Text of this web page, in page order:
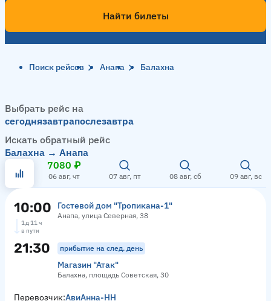
Найти билеты
Поиск рейсов Анапа Балахна
Выбрать рейс на
сегоднязавтрапослезавтра
Искать обратный рейс
Балахна → Анапа
7080 ₽
06 авг, чт 07 авг, пт 08 авг, сб 09 авг, вс
10:00 Гостевой дом "Тропикана-1"
Анапа, улица Северная, 38
1 д 11 ч
в пути
21:30 прибытие на след. день
Магазин "Атак"
Балахна, площадь Советская, 30
Перевозчик:АвиАнна-НН